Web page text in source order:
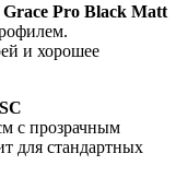
Pro Black Matt
и хорошее
с прозрачным
для стандартных